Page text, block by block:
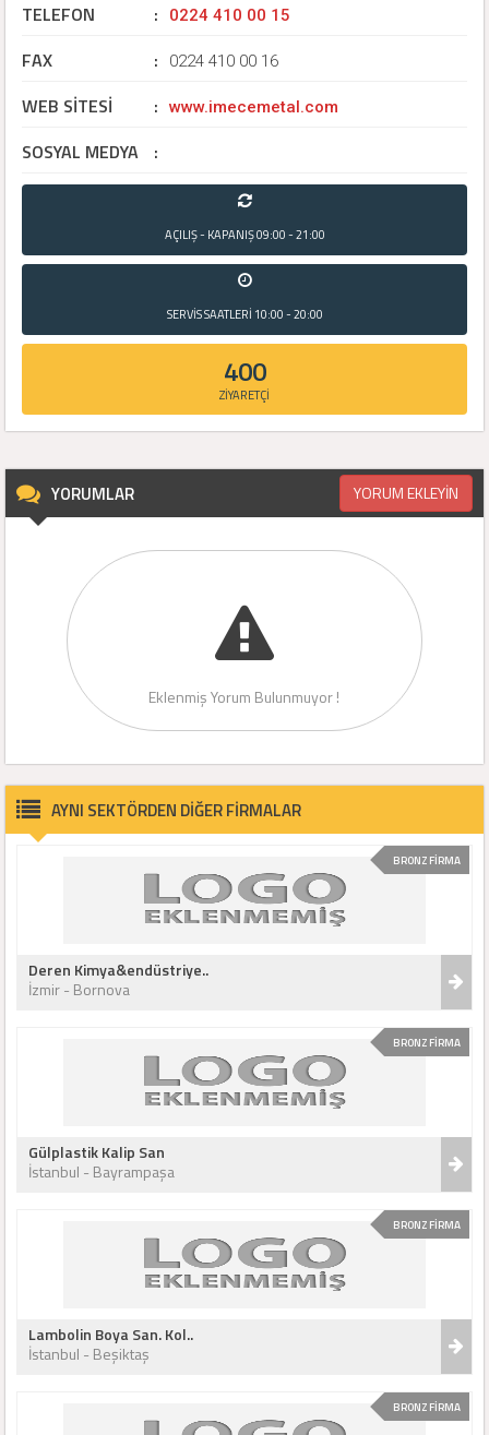
TELEFON : 0224 410 00 15
FAX : 0224 410 00 16
WEB SİTESİ : www.imecemetal.com
SOSYAL MEDYA :
AÇILIŞ - KAPANIŞ09:00 - 21:00
SERVİS SAATLERİ 10:00 - 20:00
400
ZİYARETÇİ
YORUMLAR YORUM EKLEYİN
Eklenmiş Yorum Bulunmuyor !
AYNI SEKTÖRDEN DİĞER FİRMALAR
BRONZ FİRMA
Deren Kimya&endüstriye..
İzmir - Bornova
BRONZ FİRMA
Gülplastik Kalip San
İstanbul - Bayrampaşa
BRONZ FİRMA
Lambolin Boya San. Kol..
İstanbul - Beşiktaş
BRONZ FİRMA